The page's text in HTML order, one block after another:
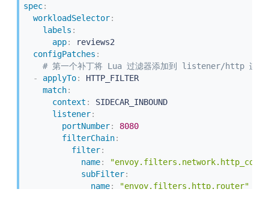
spec:
workloadSelector:
labels :
app:
reviews2
configPatches :
# 第一个补丁将 Lua 过滤器添加到 listener/http 连接
-
applyTo:
HTTP_FILTER
match:
context :
SIDECAR_INBOUND
listener:
portNumber:
8080
filterChain:
filter:
name:
subFilter:
name:
"envoy.filters.http.router"